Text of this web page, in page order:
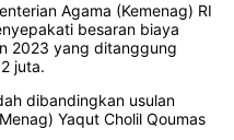
Agama (Kemenag) RI
besaran biaya
2023 yang ditanggung
juta.
dibandingkan usulan
Yaqut Cholil Qoumas